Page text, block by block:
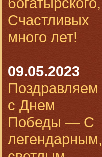
Счастливых
много лет!
09.05.2023
Поздравляем
с Днем
Победы — С
легендарным,